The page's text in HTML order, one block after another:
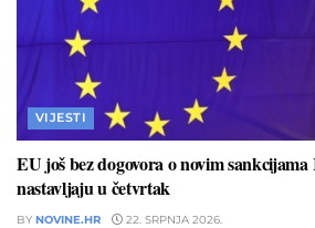
VIJESTI
EU još bez dogovora o novim sankcijama
nastavljaju u četvrtak
BY NOVINE.HR 22. SRPNJA 2026.